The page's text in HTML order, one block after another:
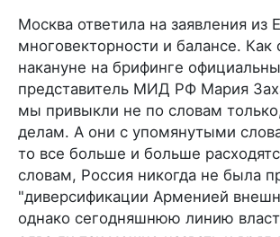
Москва ответила на заявления из
многовекторности и балансе. Как
накануне на брифинге
представитель МИД РФ Мария
мы привыкли не по словам
делам. А они с упомянутыми
то все больше и больше
словам, Россия никогда не была
"диверсификации Арменией
однако сегодняшнюю линию